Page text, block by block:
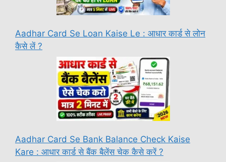
Aadhar Card Se Loan Kaise Le : आधार कार्ड से लोन
कैसे लें ?
Aadhar Card Se Bank Balance Check Kaise
Kare : आधार कार्ड से बैंक बैलेंस चेक कैसे करें ?